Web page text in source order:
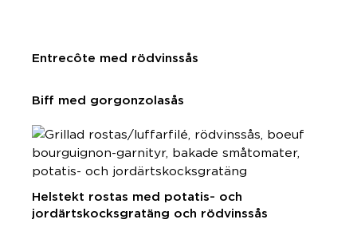
Entrecôte med rödvinssås
Biff med gorgonzolasås
Helstekt rostas med potatis- och
jordärtskocksgratäng och rödvinssås